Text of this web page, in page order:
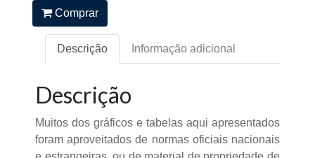
Comprar
Descrição Informação adicional
Descrição
Muitos dos gráficos e tabelas aqui apresentados
foram aproveitados de normas oficiais nacionais